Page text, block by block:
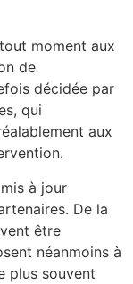
moment aux
de
décidée par
qui
aux
à jour
De la
être
néanmoins à
plus souvent